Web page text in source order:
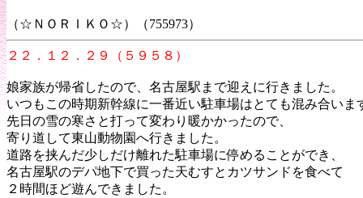
（☆ＮＯＲＩＫＯ☆）（755973）
２２．１２．２９（５９５８）
娘家族が帰省したので、名古屋駅まで迎えに行きました。
いつもこの時期新幹線に一番近い駐車場はとても混
先日の雪の寒さと打って変わり暖かかったので、
寄り道して東山動物園へ行きました。
道路を挟んだ少しだけ離れた駐車場に停めることができ、
名古屋駅のデパ地下で買った天むすとカツサンドを食べて
２時間ほど遊んできました。